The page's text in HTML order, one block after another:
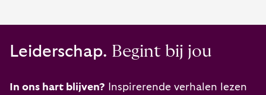
Leiderschap. Begint bij jou
In ons hart blijven? Inspirerende verhalen lezen